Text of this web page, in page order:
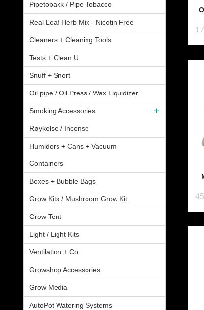
Pipetobakk / Pipe Tobacco
Real Leaf Herb Mix - Nicotin Free
Cleaners + Cleaning Tools
Tests + Clean U
Snuff + Snort
Oil pipe / Oil Press / Wax Liquidizer
Smoking Accessories
Røykelse / Incense
Humidors + Cans + Vacuum
Containers
Boxes + Bubble Bags
Grow Kits / Mushroom Grow Kit
Grow Tent
Light / Light Kits
Ventilation + Co.
Growshop Accessories
Grow Media
AutoPot Watering Systems